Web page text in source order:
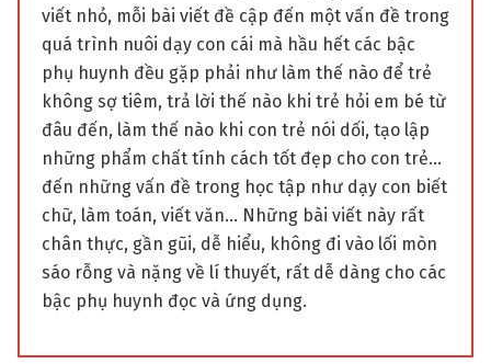
viết nhỏ, mỗi bài viết đề cập đến một vấn đề trong
quá trình nuôi dạy con cái mà hầu hết các bậc
phụ huynh đều gặp phải như làm thế nào để trẻ
không sợ tiêm, trả lời thế nào khi trẻ hỏi em bé từ
đâu đến, làm thế nào khi con trẻ nói dối, tạo lập
những phẩm chất tính cách tốt đẹp cho con trẻ…
đến những vấn đề trong học tập như dạy con biết
chữ, làm toán, viết văn… Những bài viết này rất
chân thực, gần gũi, dễ hiểu, không đi vào lối mòn
sáo rỗng và nặng về lí thuyết, rất dễ dàng cho các
bậc phụ huynh đọc và ứng dụng.